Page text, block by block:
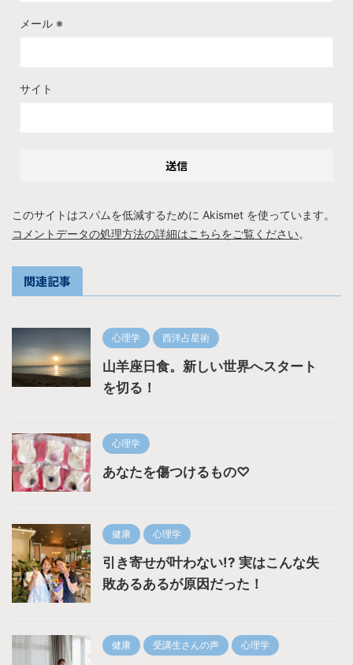
メール ※
サイト
このサイトはスパムを低減するために Akismet を使っています。
コメントデータの処理方法の詳細はこちらをご覧ください。
関連記事
心理学 西洋占星術
山羊座日食。新しい世界へスタート
を切る！
心理学
あなたを傷つけるもの♡
健康 心理学
引き寄せが叶わない!? 実はこんな失
敗あるあるが原因だった！
健康 受講生さんの声 心理学